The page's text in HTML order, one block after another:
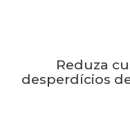
Reduza
desperdícios